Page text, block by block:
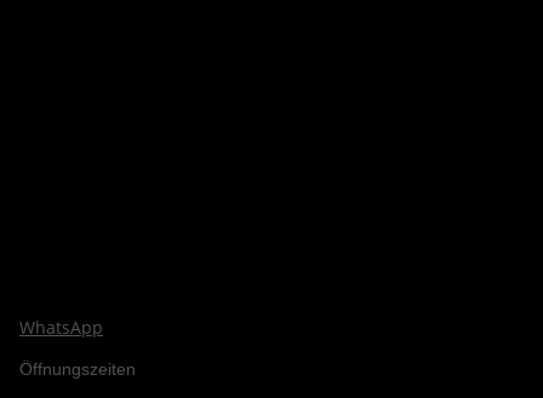
WhatsApp
Öffnungszeiten